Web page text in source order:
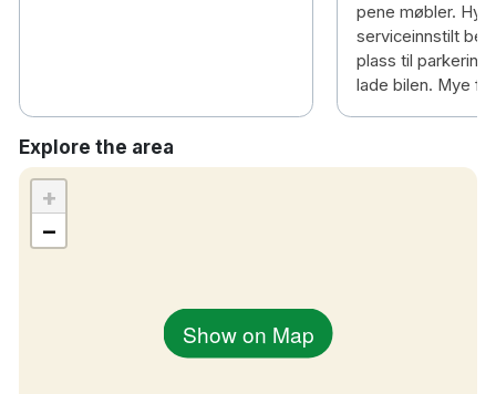
pene møbler.
serviceinnstilt
plass til
lade bilen. Mye
Explore the area
Show on Map
+
−